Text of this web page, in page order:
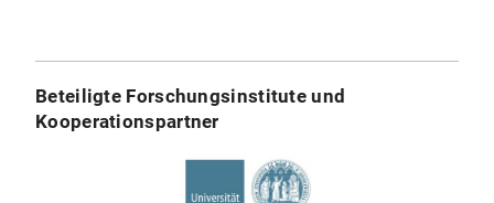
Beteiligte Forschungsinstitute und
Kooperationspartner